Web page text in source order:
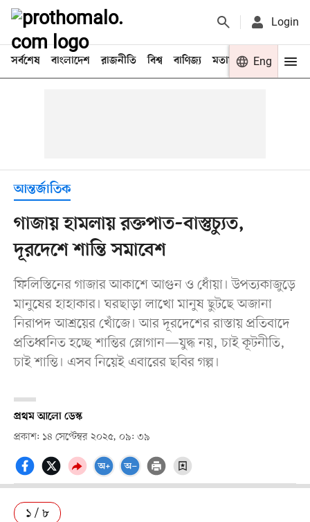
Login
সর্বশেষ বাংলাদেশ রাজনীতি বিশ্ব বাণিজ্য মতামত খেলা
Eng
আন্তর্জাতিক
গাজায় হামলায় রক্তপাত–বাস্তুচ্যুত,
দূরদেশে শান্তি সমাবেশ
ফিলিস্তিনের গাজার আকাশে আগুন ও ধোঁয়া। উপত্যকাজুড়ে
মানুষের হাহাকার। ঘরছাড়া লাখো মানুষ ছুটছে অজানা
নিরাপদ আশ্রয়ের খোঁজে। আর দূরদেশের রাস্তায় প্রতিবাদে
প্রতিধ্বনিত হচ্ছে শান্তির স্লোগান—যুদ্ধ নয়, চাই কূটনীতি,
চাই শান্তি। এসব নিয়েই এবারের ছবির গল্প।
প্রথম আলো ডেস্ক
প্রকাশ: ১৪ সেপ্টেম্বর ২০২৫, ০৯: ৩৯
১ / ৮